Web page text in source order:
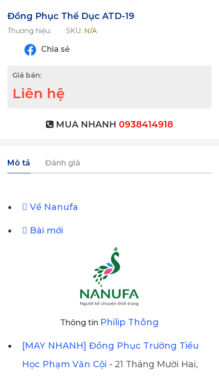
Đồng Phục Thể Dục ATD-19
Thương hiệu: SKU: N/A
Chia sẻ
Giá bán:
Liên hệ
MUA NHANH 0938414918
Mô tả Đánh giá
Về Nanufa
Bài mới
Thông tin Philip Thông
[MAY NHANH] Đồng Phục Trường Tiểu
Học Phạm Văn Cội - 21 Tháng Mười Hai,